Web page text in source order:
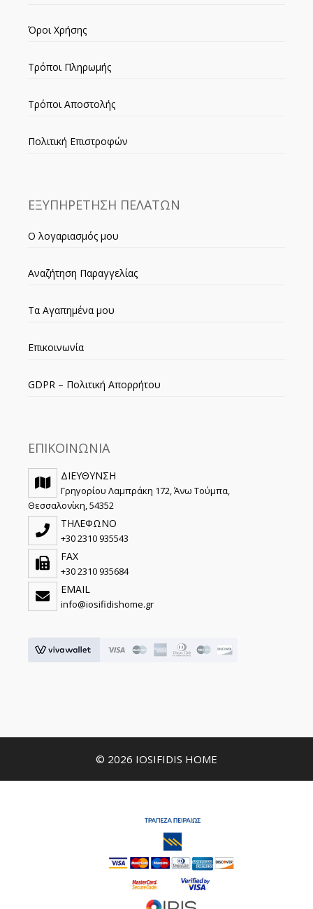
Όροι Χρήσης
Τρόποι Πληρωμής
Τρόποι Αποστολής
Πολιτική Επιστροφών
ΕΞΥΠΗΡΕΤΗΣΗ ΠΕΛΑΤΩΝ
Ο λογαριασμός μου
Αναζήτηση Παραγγελίας
Τα Αγαπημένα μου
Επικοινωνία
GDPR – Πολιτική Απορρήτου
ΕΠΙΚΟΙΝΩΝΙΑ
ΔΙΕΥΘΥΝΣΗ
Γρηγορίου Λαμπράκη 172, Άνω Τούμπα,
Θεσσαλονίκη, 54352
ΤΗΛΕΦΩΝΟ
+30 2310 935543
FAX
+30 2310 935684
EMAIL
info@iosifidishome.gr
© 2026 IOSIFIDIS HOME